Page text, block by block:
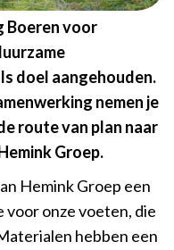
Boeren voor
doel aangehouden.
nemen je
route van plan naar
Groep.
Hemink Groep een
voor onze voeten, die
hebben een